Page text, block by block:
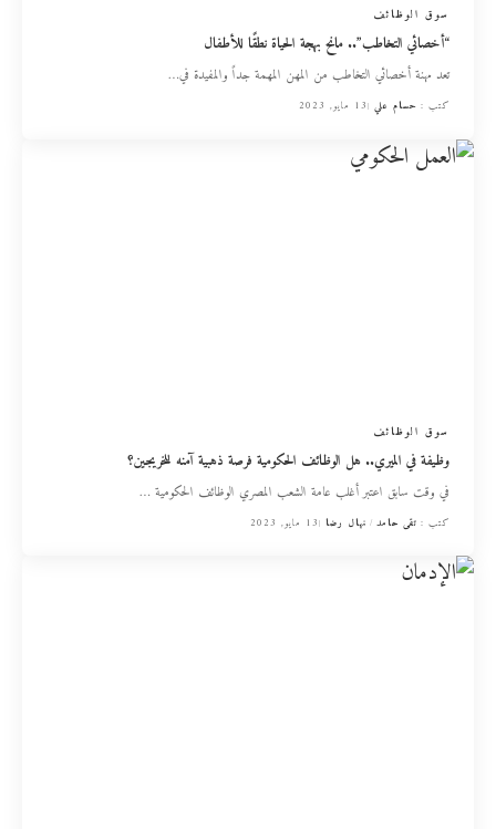
سوق الوظائف
“أخصائي التخاطب”.. مانح بهجة الحياة نطقًا للأطفال
تعد مهنة أخصائي التخاطب من المهن المهمة جداً والمفيدة في…
كتب : حسام علي 13 مايو, 2023
سوق الوظائف
وظيفة في الميري.. هل الوظائف الحكومية فرصة ذهبية آمنه للخريجين؟
في وقت سابق اعتبر أغلب عامة الشعب المصري الوظائف الحكومية …
كتب : تقى حامد نهال رضا 13 مايو, 2023